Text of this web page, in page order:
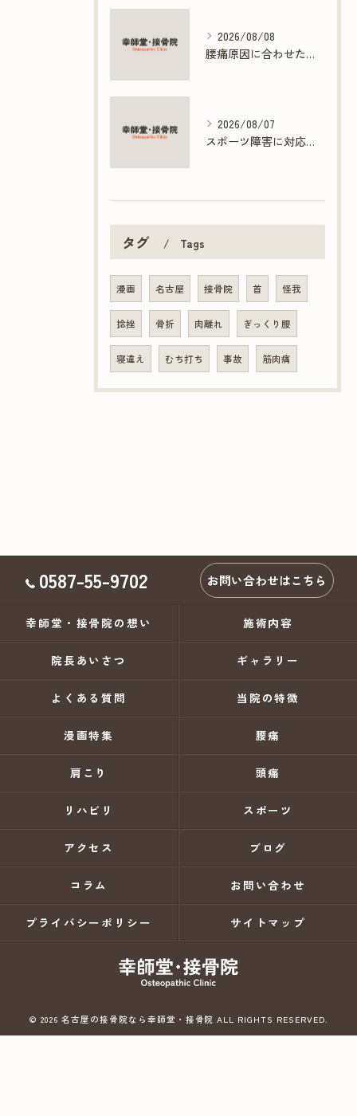
2026/08/08
腰痛原因に合わせた接骨院の根本ケア方法
2026/08/07
スポーツ障害に対応する接骨院の専門施術とは
タグ Tags
漫画 名古屋 接骨院 首 怪我
捻挫 骨折 肉離れ ぎっくり腰
寝違え むち打ち 事故 筋肉痛
0587-55-9702 お問い合わせはこちら
幸師堂・接骨院の想い 施術内容
院長あいさつ ギャラリー
よくある質問 当院の特徴
漫画特集 腰痛
肩こり 頭痛
リハビリ スポーツ
アクセス ブログ
コラム お問い合わせ
プライバシーポリシー サイトマップ
© 2026 名古屋の接骨院なら幸師堂・接骨院 ALL RIGHTS RESERVED.